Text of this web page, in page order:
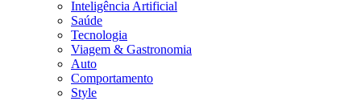
Inteligência Artificial
Saúde
Tecnologia
Viagem & Gastronomia
Auto
Comportamento
Style